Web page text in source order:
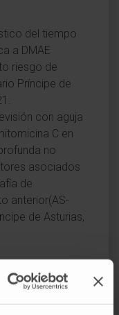
del tiempo
a DMAE
riesgo de
Príncipe de
con aguja
C en
no
asociados
de
anterior(AS-
de Asturias,